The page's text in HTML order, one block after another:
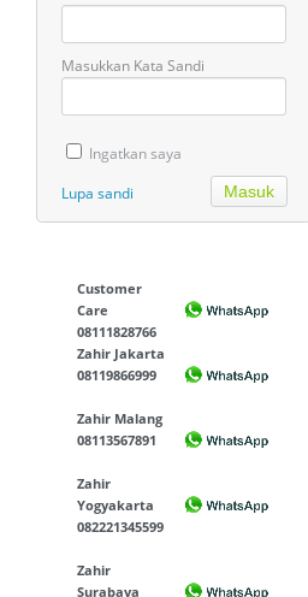
Masukkan Kata Sandi
Ingatkan saya
Lupa sandi
Customer
Care
08111828766
Zahir Jakarta
08119866999
Zahir Malang
08113567891
Zahir
Yogyakarta
082221345599
Zahir
Surabaya